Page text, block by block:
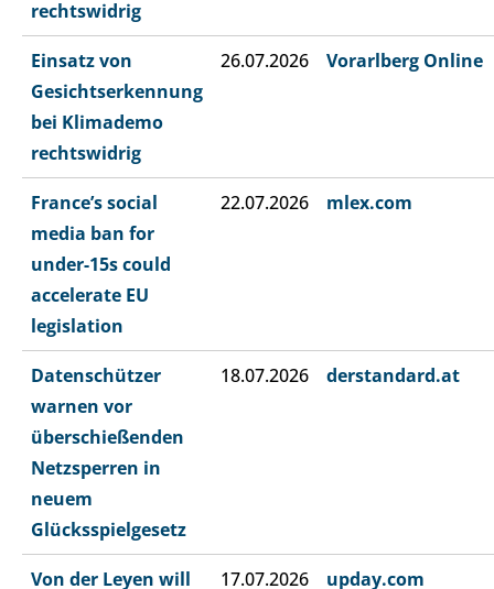
rechtswidrig
Einsatz von
Gesichtserkennung
bei Klimademo
rechtswidrig
26.07.2026 Vorarlberg Online
France’s social
media ban for
under-15s could
accelerate EU
legislation
22.07.2026 mlex.com
Datenschützer
warnen vor
überschießenden
Netzsperren in
neuem
Glücksspielgesetz
18.07.2026 derstandard.at
Von der Leyen will
17.07.2026 upday.com